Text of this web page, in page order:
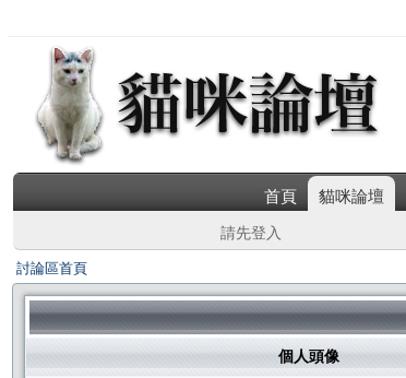
首頁 貓咪論壇
請先登入
討論區首頁
個人頭像